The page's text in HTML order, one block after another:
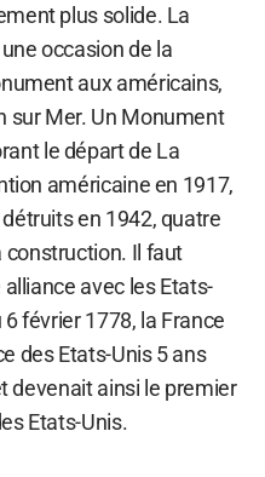
plus solide. La
occasion de la
aux américains,
sur Mer. Un Monument
le départ de La
américaine en 1917,
en 1942, quatre
construction. Il faut
avec les Etats-
février 1778, la France
des Etats-Unis 5 ans
devenait ainsi le premier
Etats-Unis.